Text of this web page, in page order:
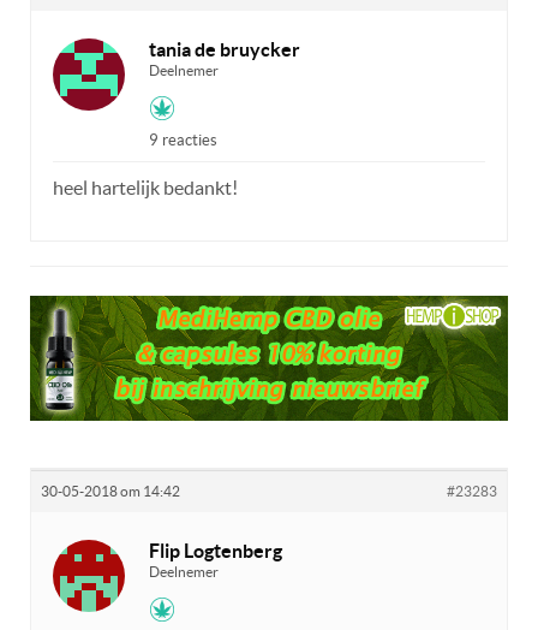
tania de bruycker
Deelnemer
9 reacties
heel hartelijk bedankt!
30-05-2018 om 14:42 #23283
Flip Logtenberg
Deelnemer